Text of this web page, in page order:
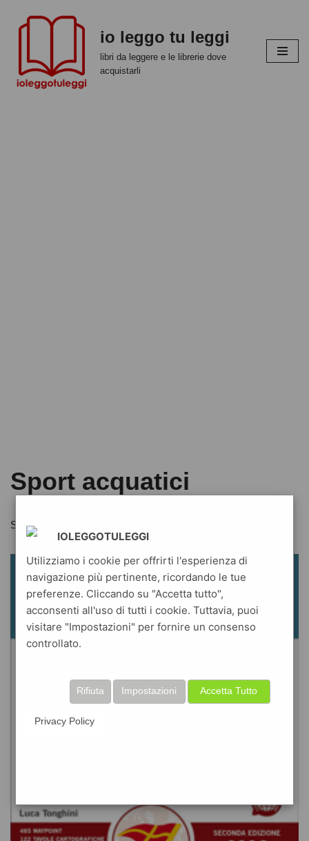
contenuto
io leggo tu leggi
libri da leggere e le librerie dove
acquistarli
Sport acquatici
Sport acquatici
IOLEGGOTULEGGI
Utilizziamo i cookie per offrirti l'esperienza di
navigazione più pertinente, ricordando le tue
preferenze. Cliccando su "Accetta tutto",
acconsenti all'uso di tutti i cookie. Tuttavia, puoi
visitare "Impostazioni" per fornire un consenso
controllato.
Accetta Tutto
Impostazioni
Rifiuta
Privacy Policy